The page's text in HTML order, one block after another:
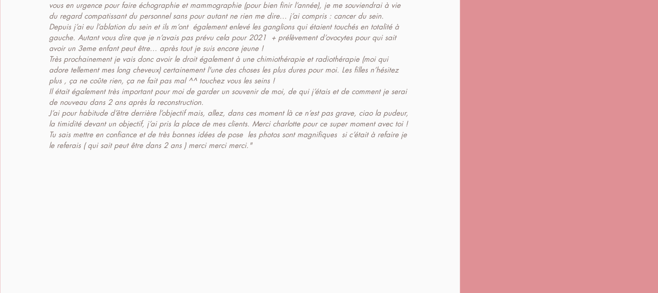
vous en urgence pour faire échographie et mammographie (pour bien finir l’année), je me souviendrai à vie
du regard compatissant du personnel sans pour autant ne rien me dire... j’ai compris : cancer du sein.
Depuis j’ai eu l’ablation du sein et ils m’ont  également enlevé les ganglions qui étaient touchés en totalité à
gauche. Autant vous dire que je n’avais pas prévu cela pour 2021  + prélèvement d’ovocytes pour qui sait
avoir un 3eme enfant peut être... après tout je suis encore jeune !
Très prochainement je vais donc avoir le droit également à une chimiothérapie et radiothérapie (moi qui
adore tellement mes long cheveux) certainement l'une des choses les plus dures pour moi. Les filles n’hésitez
plus , ça ne coûte rien, ça ne fait pas mal ^^ touchez vous les seins !
Il était également très important pour moi de garder un souvenir de moi, de qui j’étais et de comment je serai
de nouveau dans 2 ans après la reconstruction.
J’ai pour habitude d’être derrière l’objectif mais, allez, dans ces moment là ce n’est pas grave, ciao la pudeur,
la timidité devant un objectif, j’ai pris la place de mes clients. Merci charlotte pour ce super moment avec toi !
Tu sais mettre en confiance et de très bonnes idées de pose  les photos sont magnifiques  si c’était à refaire je
le referais ( qui sait peut être dans 2 ans ) merci merci merci."